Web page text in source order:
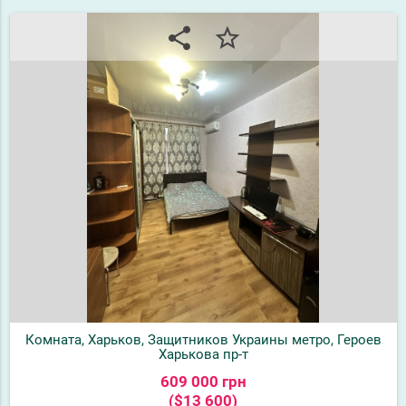
share star_border
Комната, Харьков, Защитников Украины метро, Героев
Харькова пр-т
609 000 грн
($13 600)